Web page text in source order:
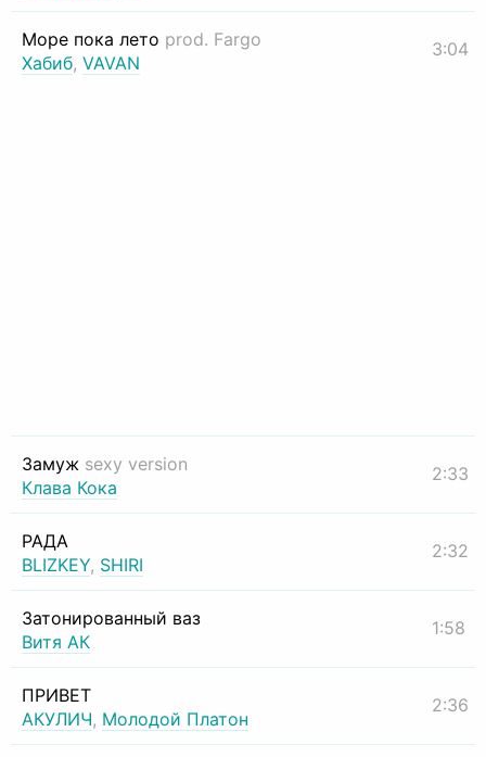
Море пока лето prod. Fargo
Хабиб, VAVAN
3:04
Замуж sexy version
Клава Кока
2:33
РАДА
BLIZKEY, SHIRI
2:32
Затонированный ваз
Витя АК
1:58
ПРИВЕТ
АКУЛИЧ, Молодой Платон
2:36